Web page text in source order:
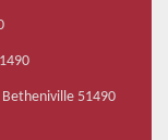
51490